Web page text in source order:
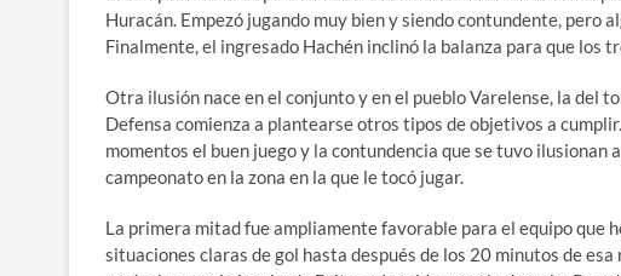
Huracán. Empezó jugando muy bien y siendo contundente, pero
Finalmente, el ingresado Hachén inclinó la balanza para que los
Otra ilusión nace en el conjunto y en el pueblo Varelense, la del
Defensa comienza a plantearse otros tipos de objetivos a
momentos el buen juego y la contundencia que se tuvo ilusionan
campeonato en la zona en la que le tocó jugar.
La primera mitad fue ampliamente favorable para el equipo que
situaciones claras de gol hasta después de los 20 minutos de